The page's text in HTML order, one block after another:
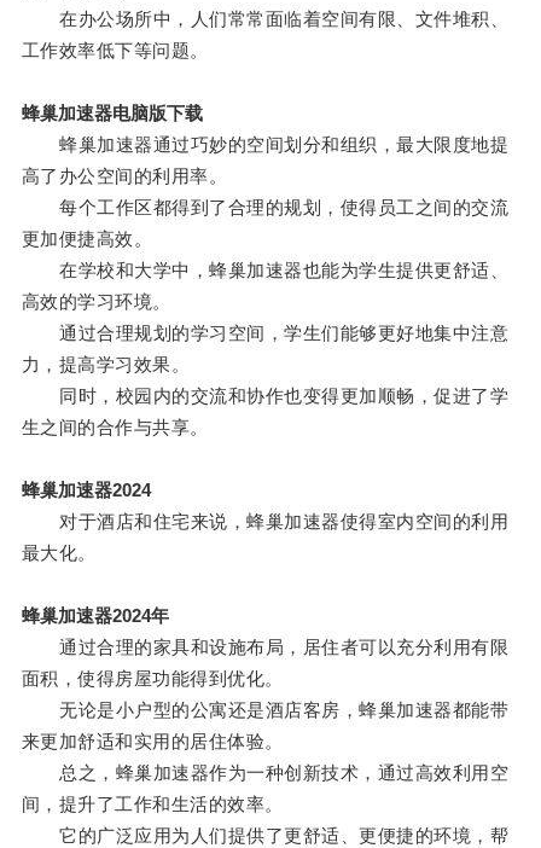
在办公场所中，人们常常面临着空间有限、文件堆积、
工作效率低下等问题。
蜂巢加速器电脑版下载
蜂巢加速器通过巧妙的空间划分和组织，最大限度地提
高了办公空间的利用率。
每个工作区都得到了合理的规划，使得员工之间的交流
更加便捷高效。
在学校和大学中，蜂巢加速器也能为学生提供更舒适、
高效的学习环境。
通过合理规划的学习空间，学生们能够更好地集中注意
力，提高学习效果。
同时，校园内的交流和协作也变得更加顺畅，促进了学
生之间的合作与共享。
蜂巢加速器2024
对于酒店和住宅来说，蜂巢加速器使得室内空间的利用
最大化。
蜂巢加速器2024年
通过合理的家具和设施布局，居住者可以充分利用有限
面积，使得房屋功能得到优化。
无论是小户型的公寓还是酒店客房，蜂巢加速器都能带
来更加舒适和实用的居住体验。
总之，蜂巢加速器作为一种创新技术，通过高效利用空
间，提升了工作和生活的效率。
它的广泛应用为人们提供了更舒适、更便捷的环境，帮